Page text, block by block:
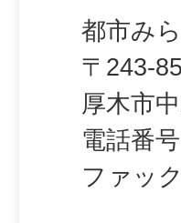
都市み
〒243-
厚木市
電話番号
ファッ